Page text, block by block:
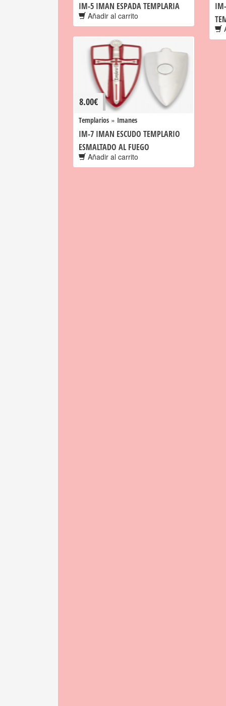
IM-5 IMAN ESPADA TEMPLARIA
Añadir al carrito
8.00€
Templarios » Imanes
IM-7 IMAN ESCUDO TEMPLARIO
ESMALTADO AL FUEGO
Añadir al carrito